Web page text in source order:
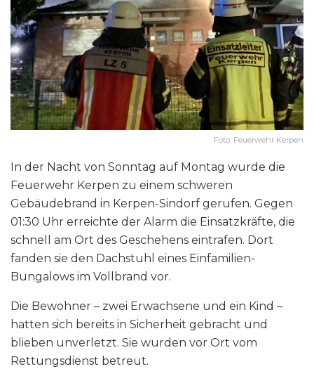
Foto: Feuerwehr Kerpen
In der Nacht von Sonntag auf Montag wurde die
Feuerwehr Kerpen zu einem schweren
Gebäudebrand in Kerpen-Sindorf gerufen. Gegen
01:30 Uhr erreichte der Alarm die Einsatzkräfte, die
schnell am Ort des Geschehens eintrafen. Dort
fanden sie den Dachstuhl eines Einfamilien-
Bungalows im Vollbrand vor.
Die Bewohner – zwei Erwachsene und ein Kind –
hatten sich bereits in Sicherheit gebracht und
blieben unverletzt. Sie wurden vor Ort vom
Rettungsdienst betreut.